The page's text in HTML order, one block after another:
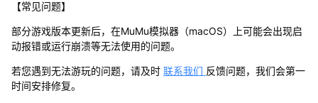
【常见问题】
部分游戏版本更新后，在MuMu模拟器（macOS）上可能会出现启
动报错或运行崩溃等无法使用的问题。
若您遇到无法游玩的问题，请及时 联系我们 反馈问题，我们会第一
时间安排修复。